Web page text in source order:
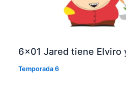
6×01 Jared tiene Elviro
Temporada 6